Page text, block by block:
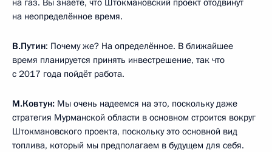
на неопределённое время.
В.Путин: Почему же? На определённое. В ближайшее
время планируется принять инвестрешение, так что
с 2017 года пойдёт работа.
М.Ковтун: Мы очень надеемся на это, поскольку даже
стратегия Мурманской области в основном строится вокруг
Штокмановского проекта, поскольку это основной вид
топлива, который мы предполагаем в будущем для себя.